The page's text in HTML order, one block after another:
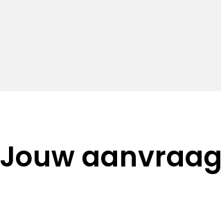
Jouw aanvraag